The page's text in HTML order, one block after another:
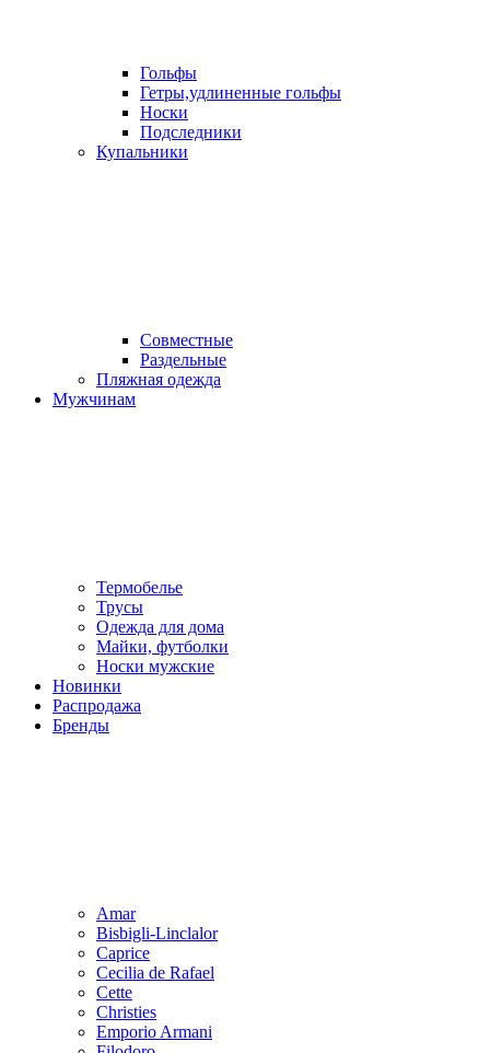
Гольфы
Гетры,удлиненные гольфы
Носки
Подследники
Купальники
Совместные
Раздельные
Пляжная одежда
Мужчинам
Термобелье
Трусы
Одежда для дома
Майки, футболки
Носки мужские
Новинки
Распродажа
Бренды
Amar
Bisbigli-Linclalor
Caprice
Cecilia de Rafael
Cette
Christies
Emporio Armani